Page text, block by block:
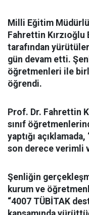
Milli Eğitim
Fahrettin
tarafından
gün devam etti.
öğretmenleri ile
öğrendi.
Prof. Dr. Fahrettin
sınıf
yaptığı
son derece verimli
Şenliğin
kurum ve
“4007 TÜBİTAK